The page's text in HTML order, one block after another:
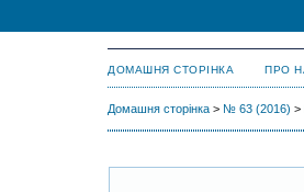
ДОМАШНЯ СТОРІНКА ПРО
Домашня сторінка > № 63 (2016) >